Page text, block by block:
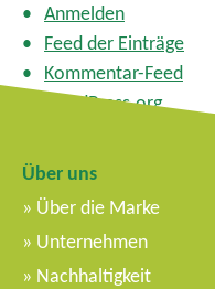
Anmelden
Feed der Einträge
Kommentar-Feed
WordPress.org
Über uns
Über die Marke
Unternehmen
Nachhaltigkeit